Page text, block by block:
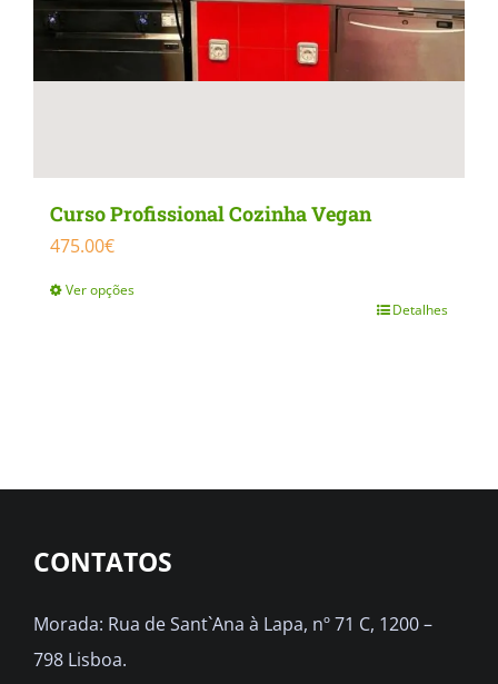
page
Curso Profissional Cozinha Vegan
475.00€
Ver opções
The
may
chosen
on
Detalhes
CONTATOS
Morada: Rua de Sant`Ana à Lapa, nº 71 C, 1200 –
798 Lisboa.